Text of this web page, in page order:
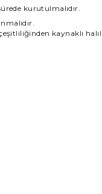
kurutulmalıdır.
kaynaklı